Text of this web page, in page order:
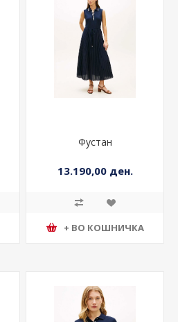
Фустан
13.190,00 ден.
+ ВО КОШНИЧКА